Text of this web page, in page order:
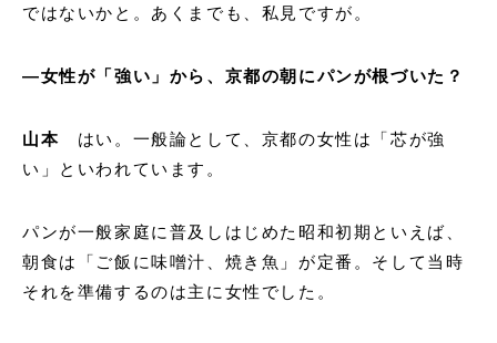
ではないかと。あくまでも、私見ですが。
—女性が「強い」から、京都の朝にパンが根づいた？
山本
はい。一般論として、京都の女性は「芯が強
い」といわれています。
パンが一般家庭に普及しはじめた昭和初期といえば、
朝食は「ご飯に味噌汁、焼き魚」が定番。そして当時
それを準備するのは主に女性でした。